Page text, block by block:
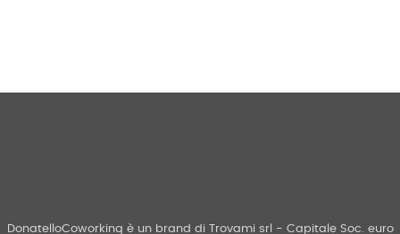
DonatelloCoworking è un brand di Trovami srl - Capitale Soc. euro